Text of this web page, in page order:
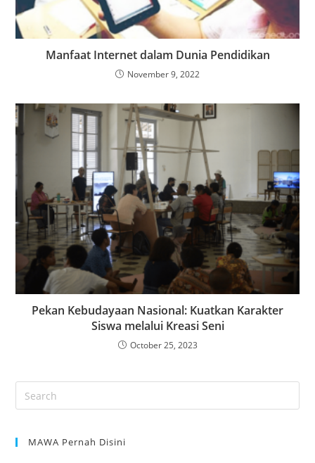
Manfaat Internet dalam Dunia Pendidikan
November 9, 2022
Pekan Kebudayaan Nasional: Kuatkan Karakter
Siswa melalui Kreasi Seni
October 25, 2023
MAWA Pernah Disini